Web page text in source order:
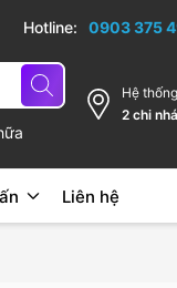
gia dụng bếp cao cấp
Hotline: 0903 375
Hệ thống
2 chi
Liên hệ